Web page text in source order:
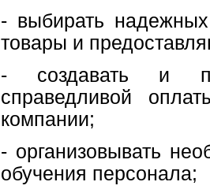
- выбирать
товары и
- создавать и
справедливой
компании;
- организовывать
обучения персонала;